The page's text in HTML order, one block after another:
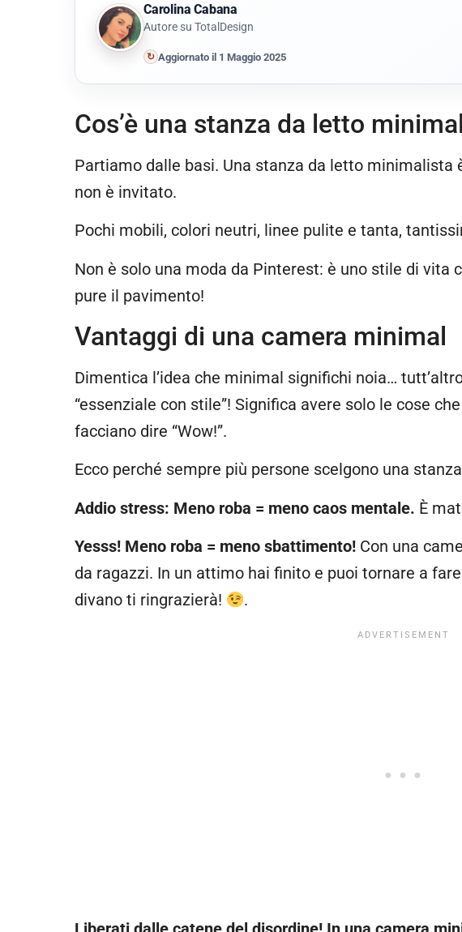
Carolina Cabana
Autore su TotalDesign
↻ Aggiornato il 1 Maggio 2025
Cos’è una stanza da letto
Partiamo dalle basi. Una stanza da letto minimalista
non è invitato.
Pochi mobili, colori neutri, linee pulite e tanta,
Non è solo una moda da Pinterest: è uno stile di vita
pure il pavimento!
Vantaggi di una camera minimal
Dimentica l’idea che minimal significhi noia…
“essenziale con stile”! Significa avere solo le cose
facciano dire “Wow!”.
Ecco perché sempre più persone scelgono una
Addio stress: Meno roba = meno caos mentale. È
Yesss! Meno roba = meno sbattimento! Con una
da ragazzi. In un attimo hai finito e puoi tornare a
divano ti ringrazierà!
.